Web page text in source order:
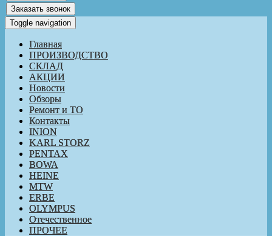
Заказать звонок
Toggle navigation
Главная
ПРОИЗВОДСТВО
СКЛАД
АКЦИИ
Новости
Обзоры
Ремонт и ТО
Контакты
INION
KARL STORZ
PENTAX
BOWA
HEINE
MTW
ERBE
OLYMPUS
Отечественное
ПРОЧЕЕ